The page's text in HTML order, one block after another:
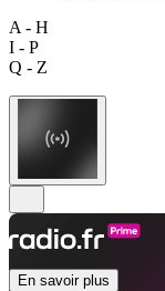
A - H
I - P
Q - Z
En savoir plus